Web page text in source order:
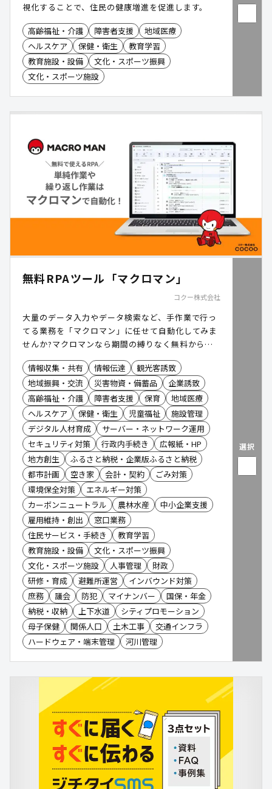
視化することで、住民の健康増進を促進します。
高齢福祉・介護 障害者支援
地域医療
ヘルスケア
保健・衛生
教育学習
教育施設・設備
文化・スポーツ振興
文化・スポーツ施設
無料RPAツール「マクロマン」
コクー株式会社
大量のデータ入力やデータ検索など、手作業で行っ
てる業務を「マクロマン」に任せて自動化してみま
せんか?マクロマンなら期間の縛りなく無料から利
用できます。
情報収集・共有
情報伝達
観光客誘致
地域振興・交流
災害物資・備蓄品
企業誘致
高齢福祉・介護
障害者支援 保育
地域医療
ヘルスケア
保健・衛生 児童福祉
施設管理
デジタル人材育成
サーバー・ネットワーク運用
セキュリティ対策
行政内手続き
広報紙・HP
地方創生
ふるさと納税・企業版ふるさと納税
都市計画
空き家 会計・契約
ごみ対策
環境保全対策
エネルギー対策
カーボンニュートラル
農林水産
中小企業支援
雇用維持・創出
窓口業務
住民サービス・手続き
教育学習
教育施設・設備
文化・スポーツ振興
文化・スポーツ施設
人事管理
財政
研修・育成
避難所運営
インバウンド対策
庶務
議会 防犯 マイナンバー
国保・年金
納税・収納
上下水道
シティプロモーション
母子保健
関係人口 土木工事
交通インフラ
ハードウェア・端末管理
河川管理
選択